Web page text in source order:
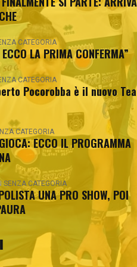
CATEGORIA
LA PRIMA CONFERMA”
CATEGORIA
Pocorobba è il nuovo
CATEGORIA
ECCO IL PROGRAMMA
SENZA CATEGORIA
UNA PRO SHOW, POI